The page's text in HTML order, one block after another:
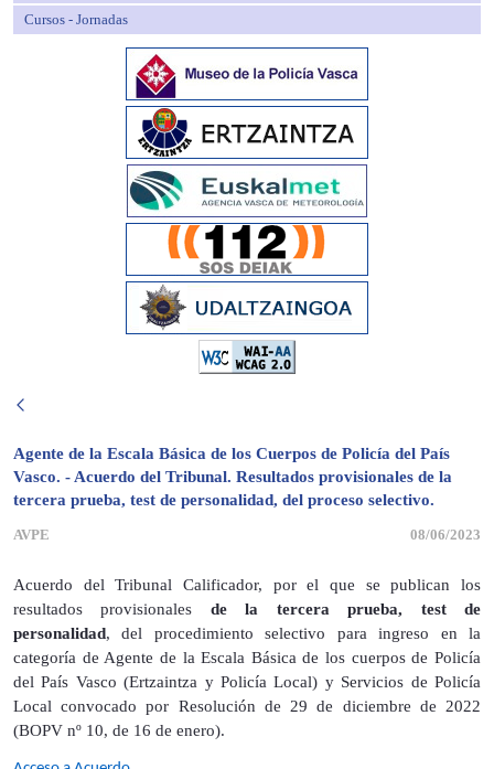
Cursos - Jornadas
Agente de la Escala Básica de los Cuerpos de Policía del País
Vasco. - Acuerdo del Tribunal. Resultados provisionales de la
tercera prueba, test de personalidad, del proceso selectivo.
AVPE 08/06/2023
Acuerdo del Tribunal Calificador, por el que se publican los
resultados provisionales de la tercera prueba, test de
personalidad, del procedimiento selectivo para ingreso en la
categoría de Agente de la Escala Básica de los cuerpos de Policía
del País Vasco (Ertzaintza y Policía Local) y Servicios de Policía
Local convocado por Resolución de 29 de diciembre de 2022
(BOPV nº 10, de 16 de enero).